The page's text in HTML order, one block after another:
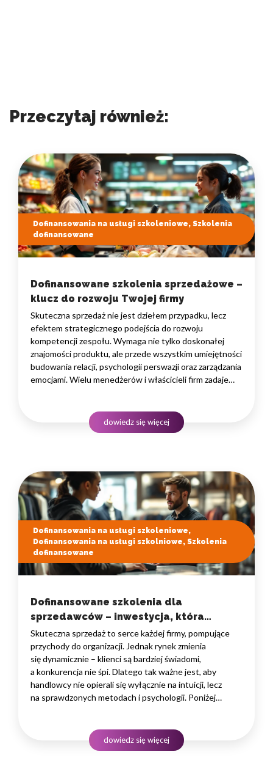
Przeczytaj również:
Dofinansowania na usługi szkoleniowe, Szkolenia
dofinansowane
Dofinansowane szkolenia sprzedażowe –
klucz do rozwoju Twojej firmy
Skuteczna sprzedaż nie jest dziełem przypadku, lecz
efektem strategicznego podejścia do rozwoju
kompetencji zespołu. Wymaga nie tylko doskonałej
znajomości produktu, ale przede wszystkim umiejętności
budowania relacji, psychologii perswazji oraz zarządzania
emocjami. Wielu menedżerów i właścicieli firm zadaje
nadmiernie budżetu operacyjnego. Odpowiedzią
na to wyzwanie są profesjonalne programy rozwojowe,…
dowiedz się więcej
Dofinansowania na usługi szkoleniowe,
Dofinansowania na usługi szkolniowe, Szkolenia
dofinansowane
Dofinansowane szkolenia dla
sprzedawców – inwestycja, która
zwraca się w wynikach
Skuteczna sprzedaż to serce każdej firmy, pompujące
przychody do organizacji. Jednak rynek zmienia
się dynamicznie – klienci są bardziej świadomi,
a konkurencja nie śpi. Dlatego tak ważne jest, aby
handlowcy nie opierali się wyłącznie na intuicji, lecz
na sprawdzonych metodach i psychologii. Poniżej
pomogą Twojemu zespołowi wejść na wyższy poziom
efektywności. Budżet szkoleniowy bez obciążeń…
dowiedz się więcej